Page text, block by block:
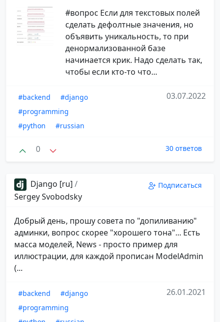
#вопрос Если для текстовых полей
сделать дефолтные значения, но
объявить уникальность, то при
денормализованной базе
начинается крик. Надо сделать так,
чтобы если кто-то что...
#backend
#django
#programming
#python
#russian
03.07.2022
0 30 ответов
Django [ru] /
Sergey Svobodsky
Подписаться
Добрый день, прошу совета по "допиливанию"
админки, вопрос скорее "хорошего тона"... Есть
масса моделей, News - просто пример для
иллюстрации, для каждой прописан ModelAdmin
(...
#backend
#django
#programming
26.01.2021